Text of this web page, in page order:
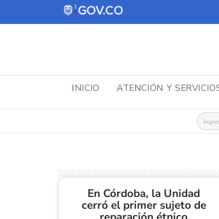
INICIO ATENCIÓN Y
En Córdoba, la Unidad
cerró el primer sujeto de